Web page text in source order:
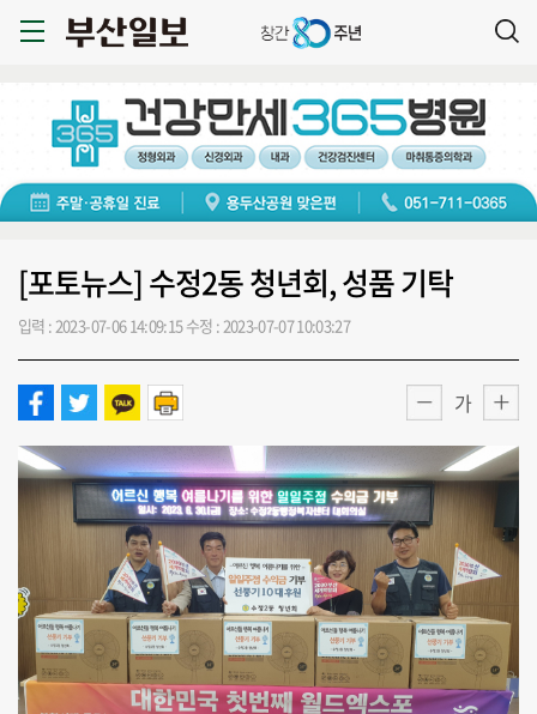
[포토뉴스] 수정2동 청년회, 성품 기탁
입력 : 2023-07-06 14:09:15수정 : 2023-07-07 10:03:27
가